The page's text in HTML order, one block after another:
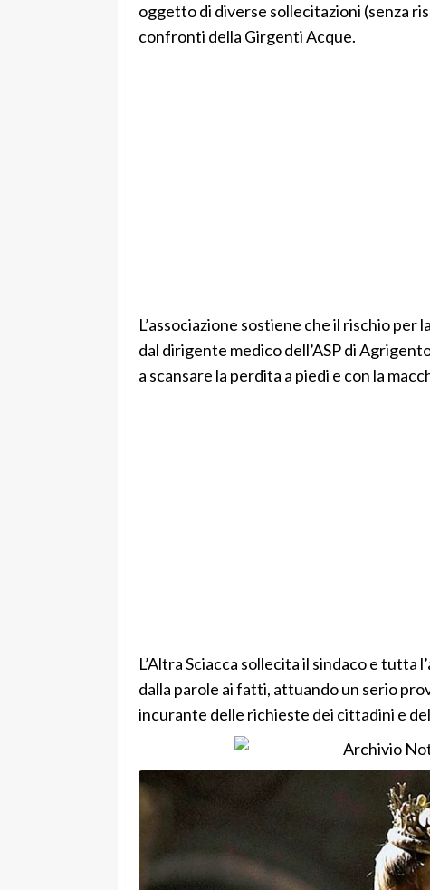
oggetto di diverse sollecitazioni (senza
confronti della Girgenti Acque.
L’associazione sostiene che il rischio
dal dirigente medico dell’ASP di
a scansare la perdita a piedi e con la
L’Altra Sciacca sollecita il sindaco e tutta
dalla parole ai fatti, attuando un serio
incurante delle richieste dei cittadini e